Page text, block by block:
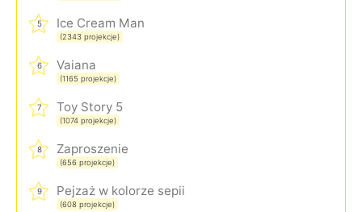
5 Ice Cream Man
(2343 projekcje)
6 Vaiana
(1165 projekcje)
7 Toy Story 5
(1074 projekcje)
8 Zaproszenie
(656 projekcje)
9 Pejzaż w kolorze sepii
(608 projekcje)